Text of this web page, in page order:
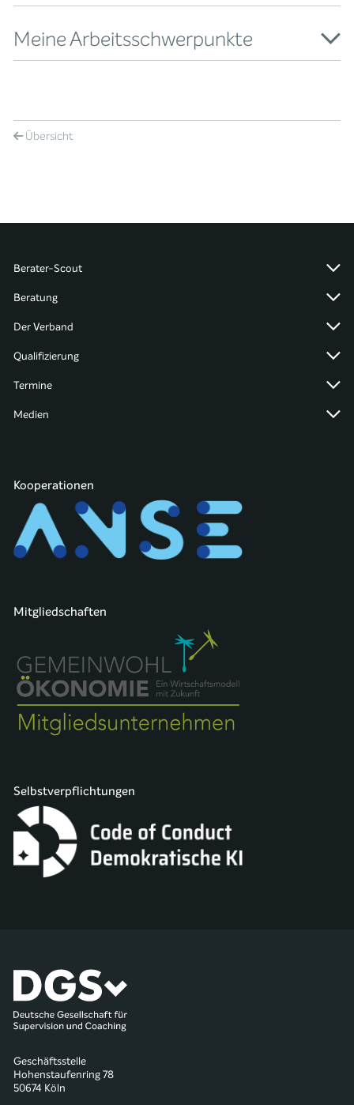
Meine Arbeitsschwerpunkte
Übersicht
Berater-Scout
Beratung
Der Verband
Qualifizierung
Termine
Medien
Kooperationen
Mitgliedschaften
Selbstverpflichtungen
Geschäftsstelle
Hohenstaufenring 78
50674 Köln